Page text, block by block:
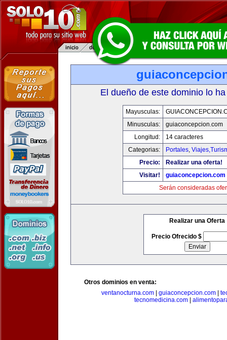
El dueño de este dominio lo
Mayusculas:
Minusculas:
guiaconcepcion.com
Longitud:
14 caracteres
Categorias:
Portales,
Precio:
Realizar una oferta!
Visitar!
guiaconcepcion.com
Serán consideradas
Realizar una Oferta
Precio Ofrecido $
Otros dominios en venta:
ventanocturna.com| guiaconcepcion.com|
tecnomedicina.com|